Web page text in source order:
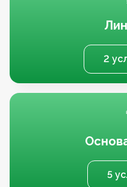
2
5